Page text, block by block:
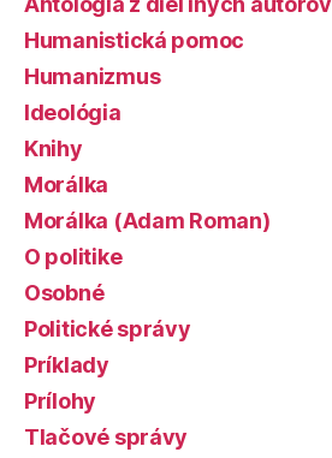
Humanistická pomoc
Humanizmus
Ideológia
Knihy
Morálka
Morálka (Adam Roman)
O politike
Osobné
Politické správy
Príklady
Prílohy
Tlačové správy